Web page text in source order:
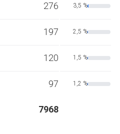
276 3,5 %
197 2,5 %
120 1,5 %
97 1,2 %
7968